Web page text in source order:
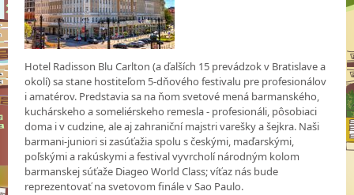
Hotel Radisson Blu Carlton (a ďalších 15 prevádzok v Bratislave a
okolí) sa stane hostiteľom 5-dňového festivalu pre profesionálov
i amatérov. Predstavia sa na ňom svetové mená barmanského,
kuchárskeho a someliérskeho remesla - profesionáli, pôsobiaci
doma i v cudzine, ale aj zahraniční majstri varešky a šejkra. Naši
barmani-juniori si zasúťažia spolu s českými, maďarskými,
poľskými a rakúskymi a festival vyvrcholí národným kolom
barmanskej súťaže Diageo World Class; víťaz nás bude
reprezentovať na svetovom finále v Sao Paulo.